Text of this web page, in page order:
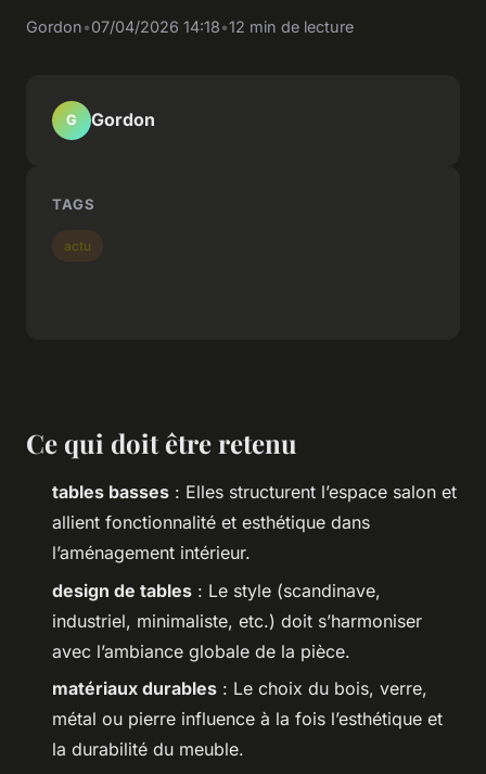
Gordon•07/04/2026 14:18•12 min de lecture
Ce qui doit être retenu
tables basses : Elles structurent l’espace salon et
allient fonctionnalité et esthétique dans
l’aménagement intérieur.
design de tables : Le style (scandinave,
industriel, minimaliste, etc.) doit s’harmoniser
avec l’ambiance globale de la pièce.
matériaux durables : Le choix du bois, verre,
métal ou pierre influence à la fois l’esthétique et
la durabilité du meuble.
G Gordon
TAGS
actu